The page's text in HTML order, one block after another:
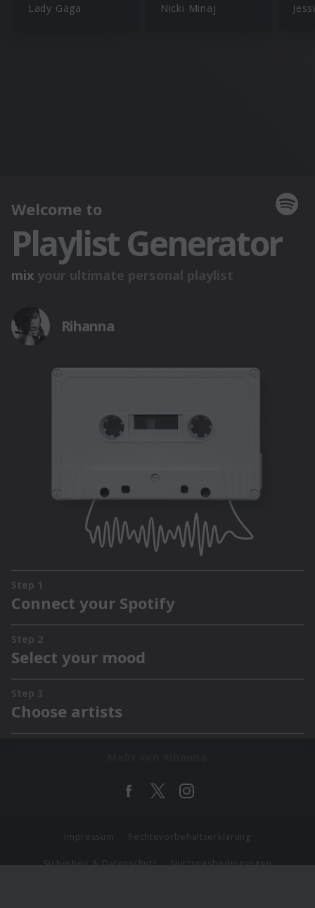
Lady Gaga Nicki Minaj
Impressum Rechtevorbehaltserklärung
Sicherheit & Datenschutz Nutzungsbedingungen